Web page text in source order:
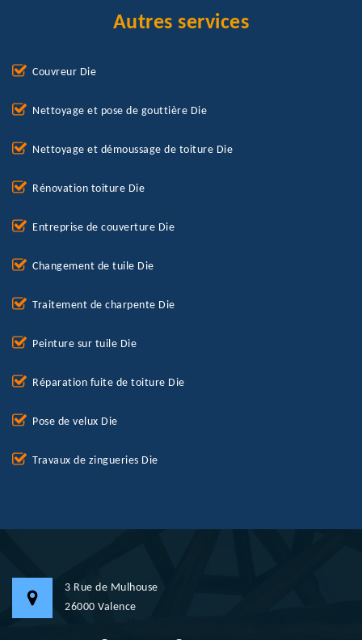
Autres services
Couvreur Die
Nettoyage et pose de gouttière Die
Nettoyage et démoussage de toiture Die
Rénovation toiture Die
Entreprise de couverture Die
Changement de tuile Die
Traitement de charpente Die
Peinture sur tuile Die
Réparation fuite de toiture Die
Pose de velux Die
Travaux de zingueries Die
3 Rue de Mulhouse
26000 Valence